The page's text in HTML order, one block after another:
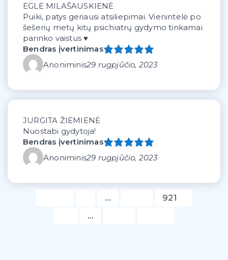
EGLĖ MILAŠAUSKIENĖ
Puiki, patys geriausi atsiliepimai. Vienintelė po
šešerių metų kitų psichiatrų gydymo tinkamai
parinko vaistus ♥️
Bendras įvertinimas
Anoniminis29 rugpjūčio, 2023
JURGITA ŽIEMIENĖ
Nuostabi gydytoja!
Bendras įvertinimas
Anoniminis29 rugpjūčio, 2023
…
921
…